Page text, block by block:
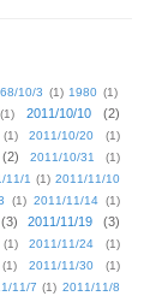
10/3 (1) 1980 (1)
(1) 2011/10/10
(2)
(1) 2011/10/20 (1)
(2) 2011/10/31 (1)
11/1 (1) 2011/11/10
(1) 2011/11/14 (1)
(3) 2011/11/19
(3)
(1) 2011/11/24 (1)
(1) 2011/11/30 (1)
11/7 (1) 2011/11/8